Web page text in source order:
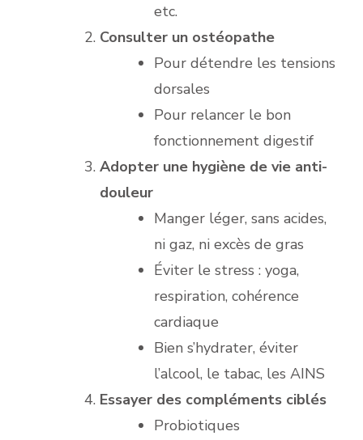
etc.
Consulter un ostéopathe
Pour détendre les tensions
dorsales
Pour relancer le bon
fonctionnement digestif
Adopter une hygiène de vie anti-
douleur
Manger léger, sans acides,
ni gaz, ni excès de gras
Éviter le stress : yoga,
respiration, cohérence
cardiaque
Bien s’hydrater, éviter
l’alcool, le tabac, les AINS
Essayer des compléments ciblés
Probiotiques